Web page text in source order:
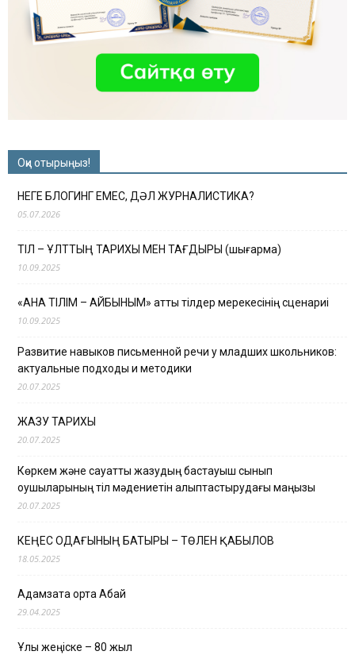
Оқи отырыңыз!
НЕГЕ БЛОГИНГ ЕМЕС, ДӘЛ ЖУРНАЛИСТИКА?
05.07.2026
ТІЛ – ҰЛТТЫҢ ТАРИХЫ МЕН ТАҒДЫРЫ (шығарма)
10.09.2025
«АНА ТІЛІМ – АЙБЫНЫМ» атты тілдер мерекесінің сценариі
10.09.2025
Развитие навыков письменной речи у младших школьников:
актуальные подходы и методики
20.07.2025
ЖАЗУ ТАРИХЫ
20.07.2025
Көркем және сауатты жазудың бастауыш сынып
оқушыларының тіл мәдениетін қалыптастырудағы маңызы
20.07.2025
КЕҢЕС ОДАҒЫНЫҢ БАТЫРЫ – ТӨЛЕН ҚАБЫЛОВ
18.05.2025
Адамзатқа ортақ Абай
29.04.2025
Ұлы жеңіске – 80 жыл